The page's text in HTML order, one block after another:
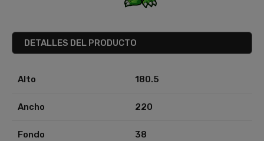
DETALLES DEL PRODUCTO
Alto 180.5
Ancho 220
Fondo 38